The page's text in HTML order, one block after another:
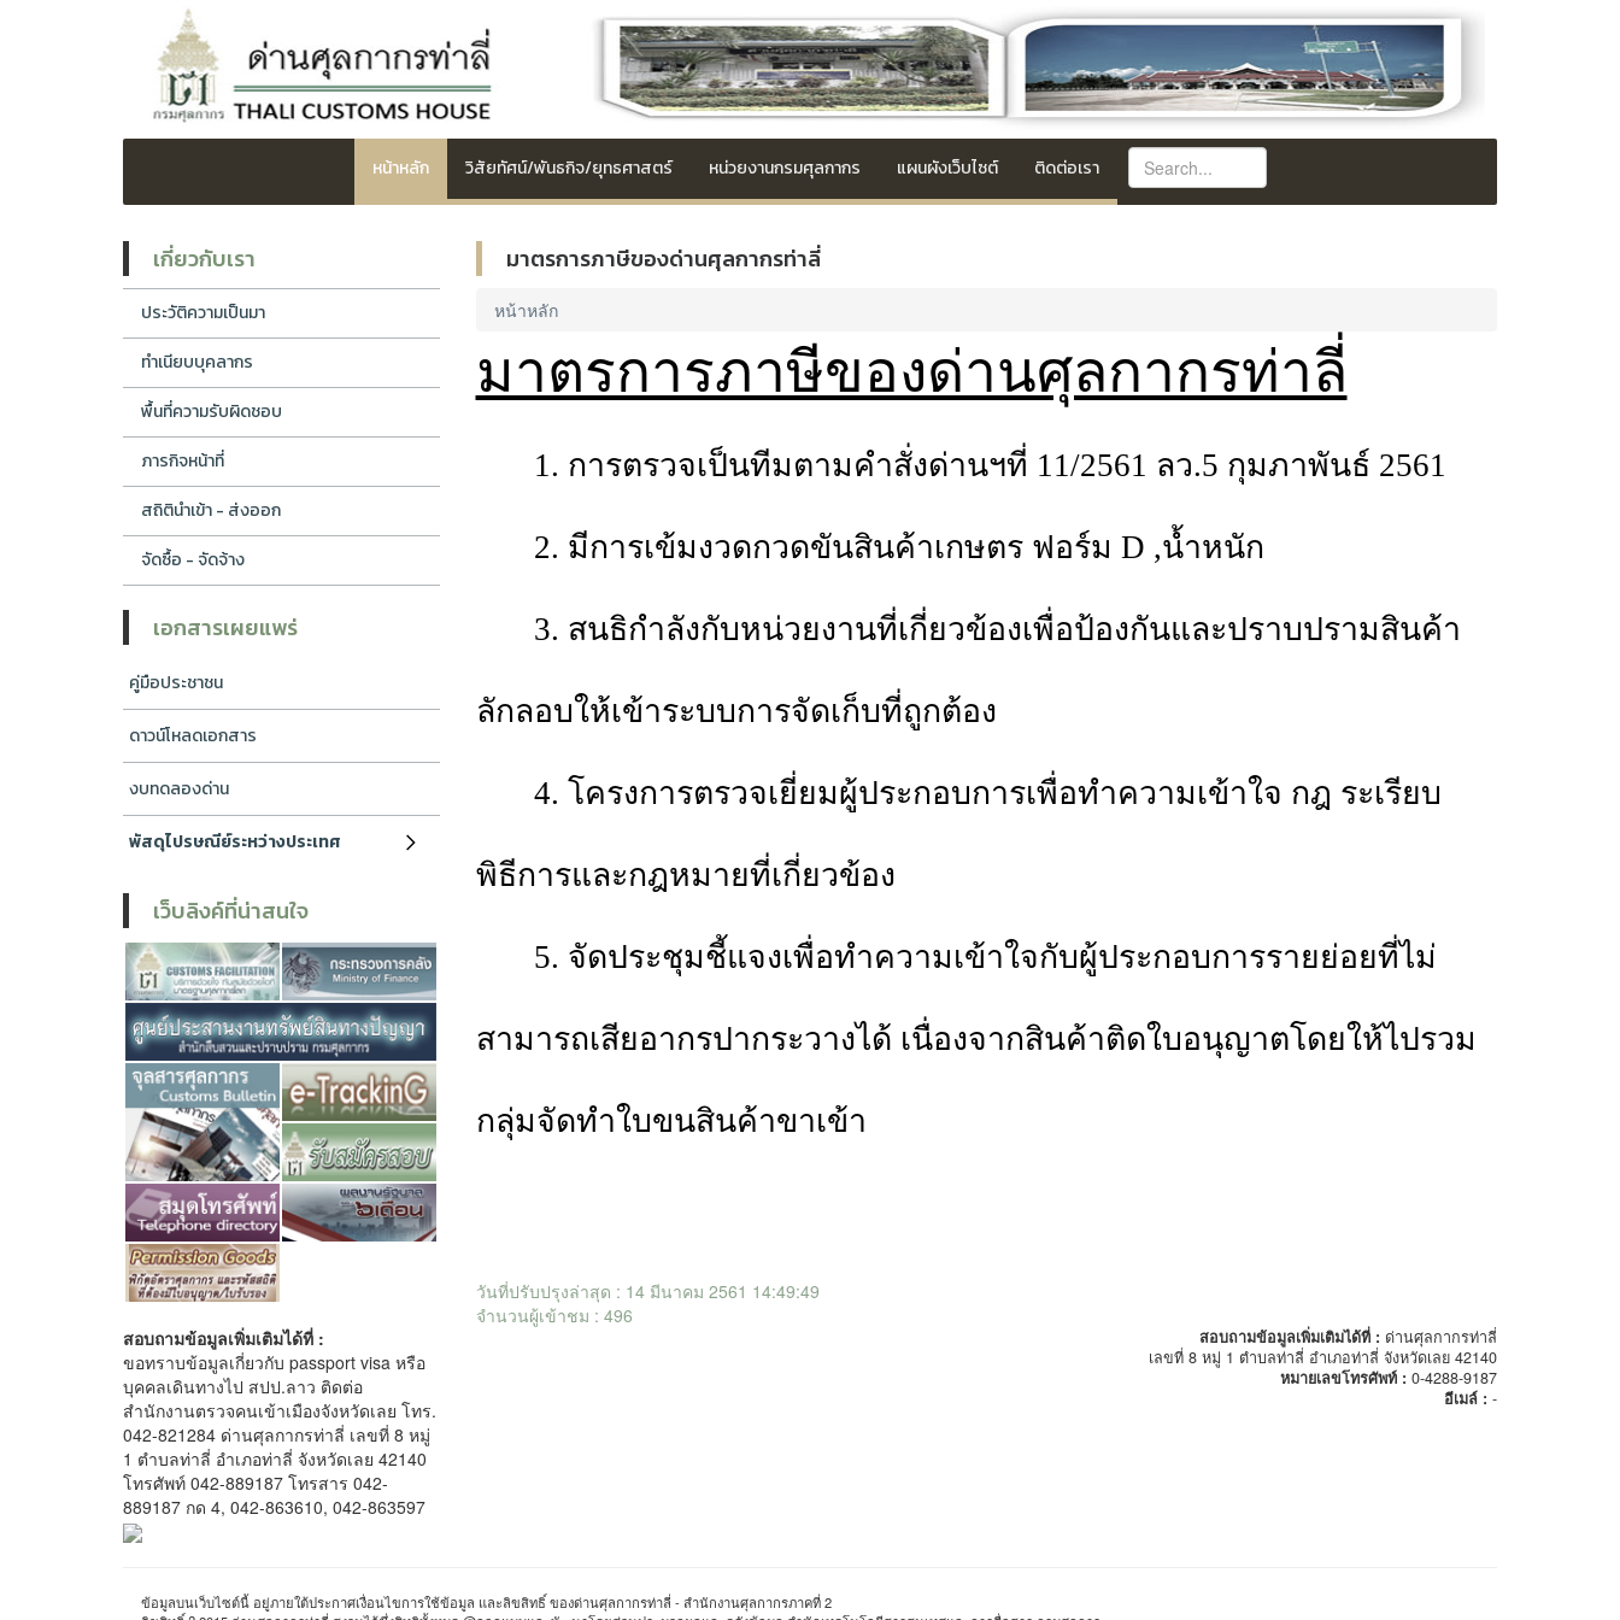
หน้าหลัก วิสัยทัศน์/พันธกิจ/ยุทธศาสตร์ หน่วยงานกรมศุลกากร แผนผังเว็บไซต์ ติดต่อเรา
เกี่ยวกับเรา
ประวัติความเป็นมา
ทำเนียบบุคลากร
พื้นที่ความรับผิดชอบ
ภารกิจหน้าที่
สถิตินำเข้า - ส่งออก
จัดซื้อ - จัดจ้าง
เอกสารเผยแพร่
คู่มือประชาชน
ดาวน์โหลดเอกสาร
งบทดลองด่าน
พัสดุไปรษณีย์ระหว่างประเทศ
เว็บลิงค์ที่น่าสนใจ
สอบถามข้อมูลเพิ่มเติมได้ที่ :
ขอทราบข้อมูลเกี่ยวกับ passport visa หรือ
บุคคลเดินทางไป สปป.ลาว ติดต่อ
สำนักงานตรวจคนเข้าเมืองจังหวัดเลย โทร.
042-821284 ด่านศุลกากรท่าลี่ เลขที่ 8 หมู่
1 ตำบลท่าลี่ อำเภอท่าลี่ จังหวัดเลย 42140
โทรศัพท์ 042-889187 โทรสาร 042-
889187 กด 4, 042-863610, 042-863597
มาตรการภาษีของด่านศุลกากรท่าลี่
หน้าหลัก
มาตรการภาษีของด่านศุลกากรท่าลี่
1. การตรวจเป็นทีมตามคำสั่งด่านฯที่ 11/2561 ลว.5 กุมภาพันธ์ 2561
2. มีการเข้มงวดกวดขันสินค้าเกษตร ฟอร์ม D ,น้ำหนัก
3. สนธิกำลังกับหน่วยงานที่เกี่ยวข้องเพื่อป้องกันและปราบปรามสินค้า
ลักลอบให้เข้าระบบการจัดเก็บที่ถูกต้อง
4. โครงการตรวจเยี่ยมผู้ประกอบการเพื่อทำความเข้าใจ กฎ ระเรียบ
พิธีการและกฎหมายที่เกี่ยวข้อง
5. จัดประชุมชี้แจงเพื่อทำความเข้าใจกับผู้ประกอบการรายย่อยที่ไม่
สามารถเสียอากรปากระวางได้ เนื่องจากสินค้าติดใบอนุญาตโดยให้ไปรวม
กลุ่มจัดทำใบขนสินค้าขาเข้า
วันที่ปรับปรุงล่าสุด : 14 มีนาคม 2561 14:49:49
จำนวนผู้เข้าชม : 496
สอบถามข้อมูลเพิ่มเติมได้ที่ : ด่านศุลกากรท่าลี่
เลขที่ 8 หมู่ 1 ตำบลท่าลี่ อำเภอท่าลี่ จังหวัดเลย 42140
หมายเลขโทรศัพท์ : 0-4288-9187
อีเมล์ : -
ข้อมูลบนเว็บไซต์นี้ อยู่ภายใต้ประกาศเงื่อนไขการใช้ข้อมูล และลิขสิทธิ์ ของด่านศุลกากรท่าลี่ - สำนักงานศุลกากรภาคที่ 2